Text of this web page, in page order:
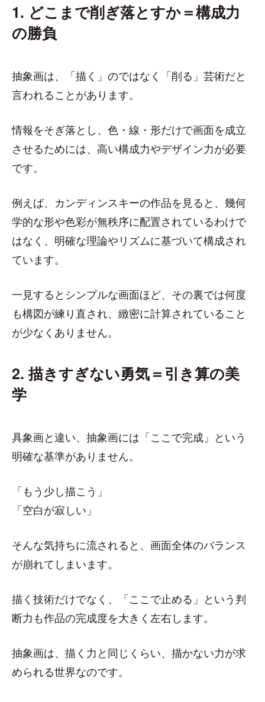
1. どこまで削ぎ落とすか＝構成力
の勝負
抽象画は、「描く」のではなく「削る」芸術だと
言われることがあります。
情報をそぎ落とし、色・線・形だけで画面を成立
させるためには、高い構成力やデザイン力が必要
です。
例えば、カンディンスキーの作品を見ると、幾何
学的な形や色彩が無秩序に配置されているわけで
はなく、明確な理論やリズムに基づいて構成され
ています。
一見するとシンプルな画面ほど、その裏では何度
も構図が練り直され、緻密に計算されていること
が少なくありません。
2. 描きすぎない勇気＝引き算の美
学
具象画と違い、抽象画には「ここで完成」という
明確な基準がありません。
「もう少し描こう」
「空白が寂しい」
そんな気持ちに流されると、画面全体のバランス
が崩れてしまいます。
描く技術だけでなく、「ここで止める」という判
断力も作品の完成度を大きく左右します。
抽象画は、描く力と同じくらい、描かない力が求
められる世界なのです。